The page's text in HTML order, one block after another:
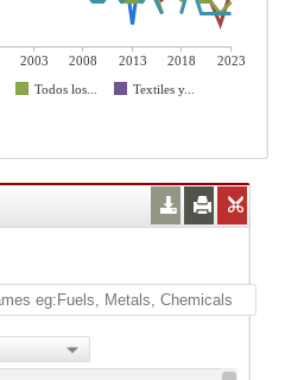
2003 2008 2013 2018
2023
Todos los...
Textiles y...